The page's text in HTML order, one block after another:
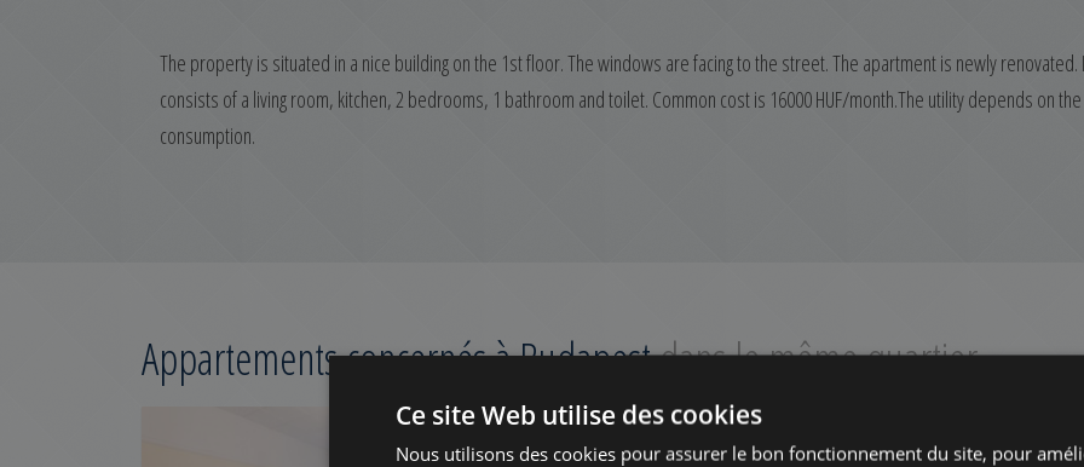
The property is situated in a nice building on the 1st floor. The windows are facing to the street. The apartment is newly renovated.
consists of a living room, kitchen, 2 bedrooms, 1 bathroom and toilet. Common cost is 16000 HUF/month.The utility depends on the
consumption.
Appartements concernés à Budapestdans le même quartier
AJOUTER À LA LISTE
Ce site Web utilise des cookies
Nous utilisons des cookies pour assurer le bon fonctionnement du site, pour